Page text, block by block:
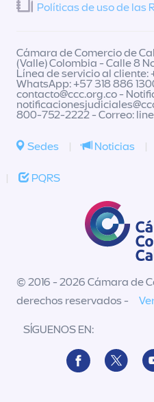
Políticas de uso de las
Cámara de Comercio de
(Valle) Colombia - Calle 8
Línea de servicio al cliente:
WhatsApp: +57 318 886
contacto@ccc.org.co-
800-752-2222 - Correo:
Sedes | Noticias |
| PQRS
© 2016 - 2026 Cámara de
derechos reservados -
SÍGUENOS EN: